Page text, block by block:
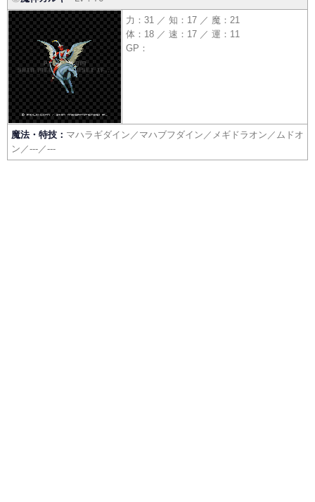
力：31 ／ 知：17 ／ 魔：21
体：18 ／ 速：17 ／ 運：11
GP：
魔法・特技： マハラギダイン／マハブフダイン／メギドラオン／ムドオ
ン／---／---